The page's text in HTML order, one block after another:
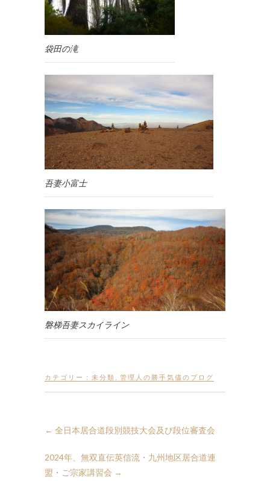
袋田の滝
吾妻小富士
磐梯吾妻スカイライン
カテゴリー : 未分類 管理人の勝手気儘のブログ
← 全日本居合道段別競技大会及び段位審査会
2024年、無双直伝英信流・九州地区居合道連
盟・ご宗家講習会 →